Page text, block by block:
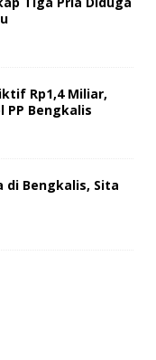
Rp1,4 Miliar,
PP Bengkalis
di Bengkalis, Sita